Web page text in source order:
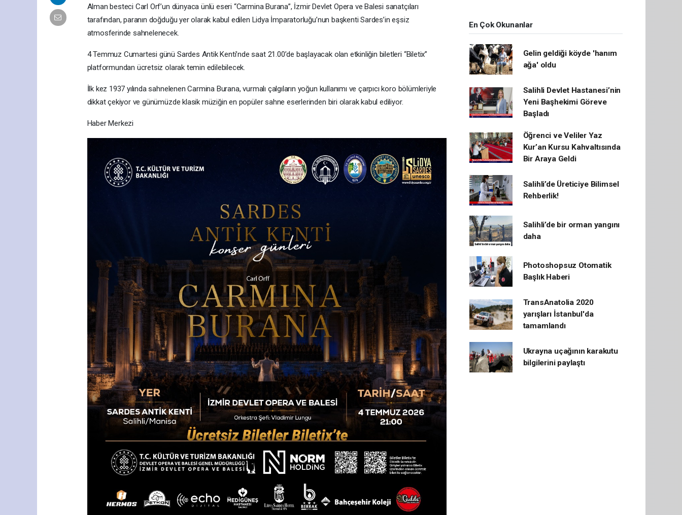
Alman besteci Carl Orf’un dünyaca ünlü eseri “Carmina Burana”, İzmir Devlet Opera ve Balesi sanatçıları
tarafından, paranın doğduğu yer olarak kabul edilen Lidya İmparatorluğu’nun başkenti Sardes’in eşsiz
atmosferinde sahnelenecek.
4 Temmuz Cumartesi günü Sardes Antik Kenti’nde saat 21.00’de başlayacak olan etkinliğin biletleri “Biletix”
platformundan ücretsiz olarak temin edilebilecek.
İlk kez 1937 yılında sahnelenen Carmina Burana, vurmalı çalgıların yoğun kullanımı ve çarpıcı koro bölümleriyle
dikkat çekiyor ve günümüzde klasik müziğin en popüler sahne eserlerinden biri olarak kabul ediliyor.
Haber Merkezi
En Çok Okunanlar
Gelin geldiği köyde 'hanım
ağa' oldu
Salihli Devlet Hastanesi’nin
Yeni Başhekimi Göreve
Başladı
Öğrenci ve Veliler Yaz
Kur’an Kursu Kahvaltısında
Bir Araya Geldi
Salihli’de Üreticiye Bilimsel
Rehberlik!
Salihli’de bir orman yangını
daha
Photoshopsuz Otomatik
Başlık Haberi
TransAnatolia 2020
yarışları İstanbul'da
tamamlandı
Ukrayna uçağının karakutu
bilgilerini paylaştı